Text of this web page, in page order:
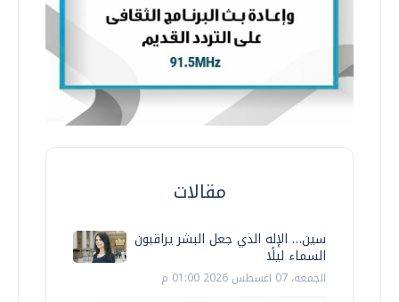
مقالات
سين… الإله الذي جعل البشر يراقبون
السماء ليلًا
الجمعة، 07 اغسطس 2026 01:00 م